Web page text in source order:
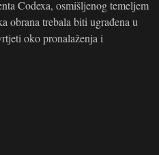
Codexa, osmišljenog temeljem
obrana trebala biti ugrađena u
oko pronalaženja i